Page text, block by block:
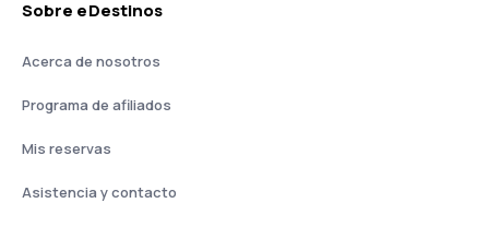
Sobre eDestinos
Acerca de nosotros
Programa de afiliados
Mis reservas
Asistencia y contacto